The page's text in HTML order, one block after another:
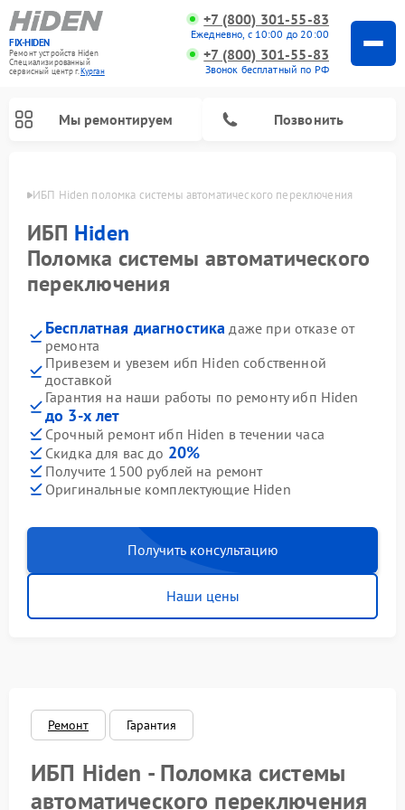
FIX-HIDEN
Ремонт устройств Hiden
Специализированный
cервисный центр г.Курган
+7 (800) 301-55-83
Ежедневно, с 10:00 до 20:00
+7 (800) 301-55-83
Звонок бесплатный по РФ
Мы ремонтируем Позвонить
ИБП Hiden поломка системы автоматического переключения
ИБП Hiden
Поломка системы автоматического
переключения
Бесплатная диагностика даже при отказе от
ремонта
Привезем и увезем ибп Hiden собственной
доставкой
Гарантия на наши работы по ремонту ибп Hiden
до 3-х лет
Срочный ремонт ибп Hiden в течении часа
Скидка для вас до 20%
Получите 1500 рублей на ремонт
Оригинальные комплектующие Hiden
Получить консультацию
Наши цены
Ремонт Гарантия
ИБП Hiden - Поломка системы
автоматического переключения